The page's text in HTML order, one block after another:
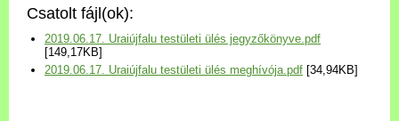
Választási információk
Versenyképes Járások
Csatolt fájl(ok):
2019.06.17. Uraiújfalu testületi ülés jegyzőkönyve.pdf
[149,17KB]
2019.06.17. Uraiújfalu testületi ülés meghívója.pdf [34,94KB]